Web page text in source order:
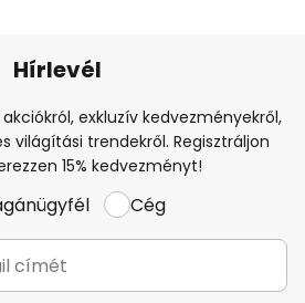
Hírlevél
exkluzív kedvezményekről,
világítási trendekről. Regisztráljon
15% kedvezményt!
Cég